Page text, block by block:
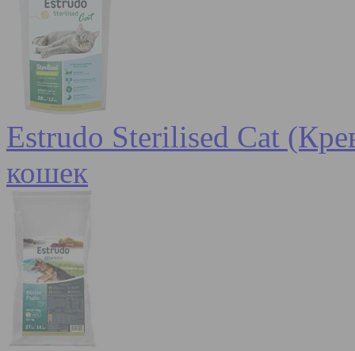
Estrudo Sterilised Cat
кошек